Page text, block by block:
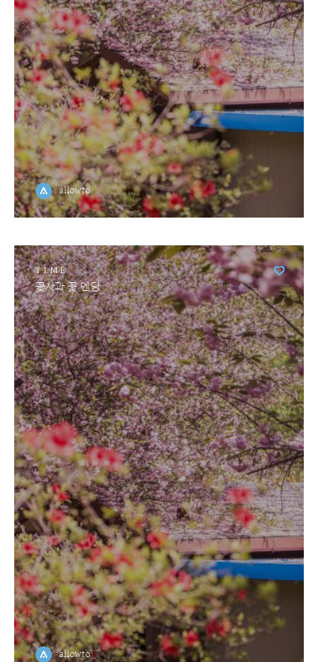
allowto
TIME
꽃사과 꽃 엔딩
allowto